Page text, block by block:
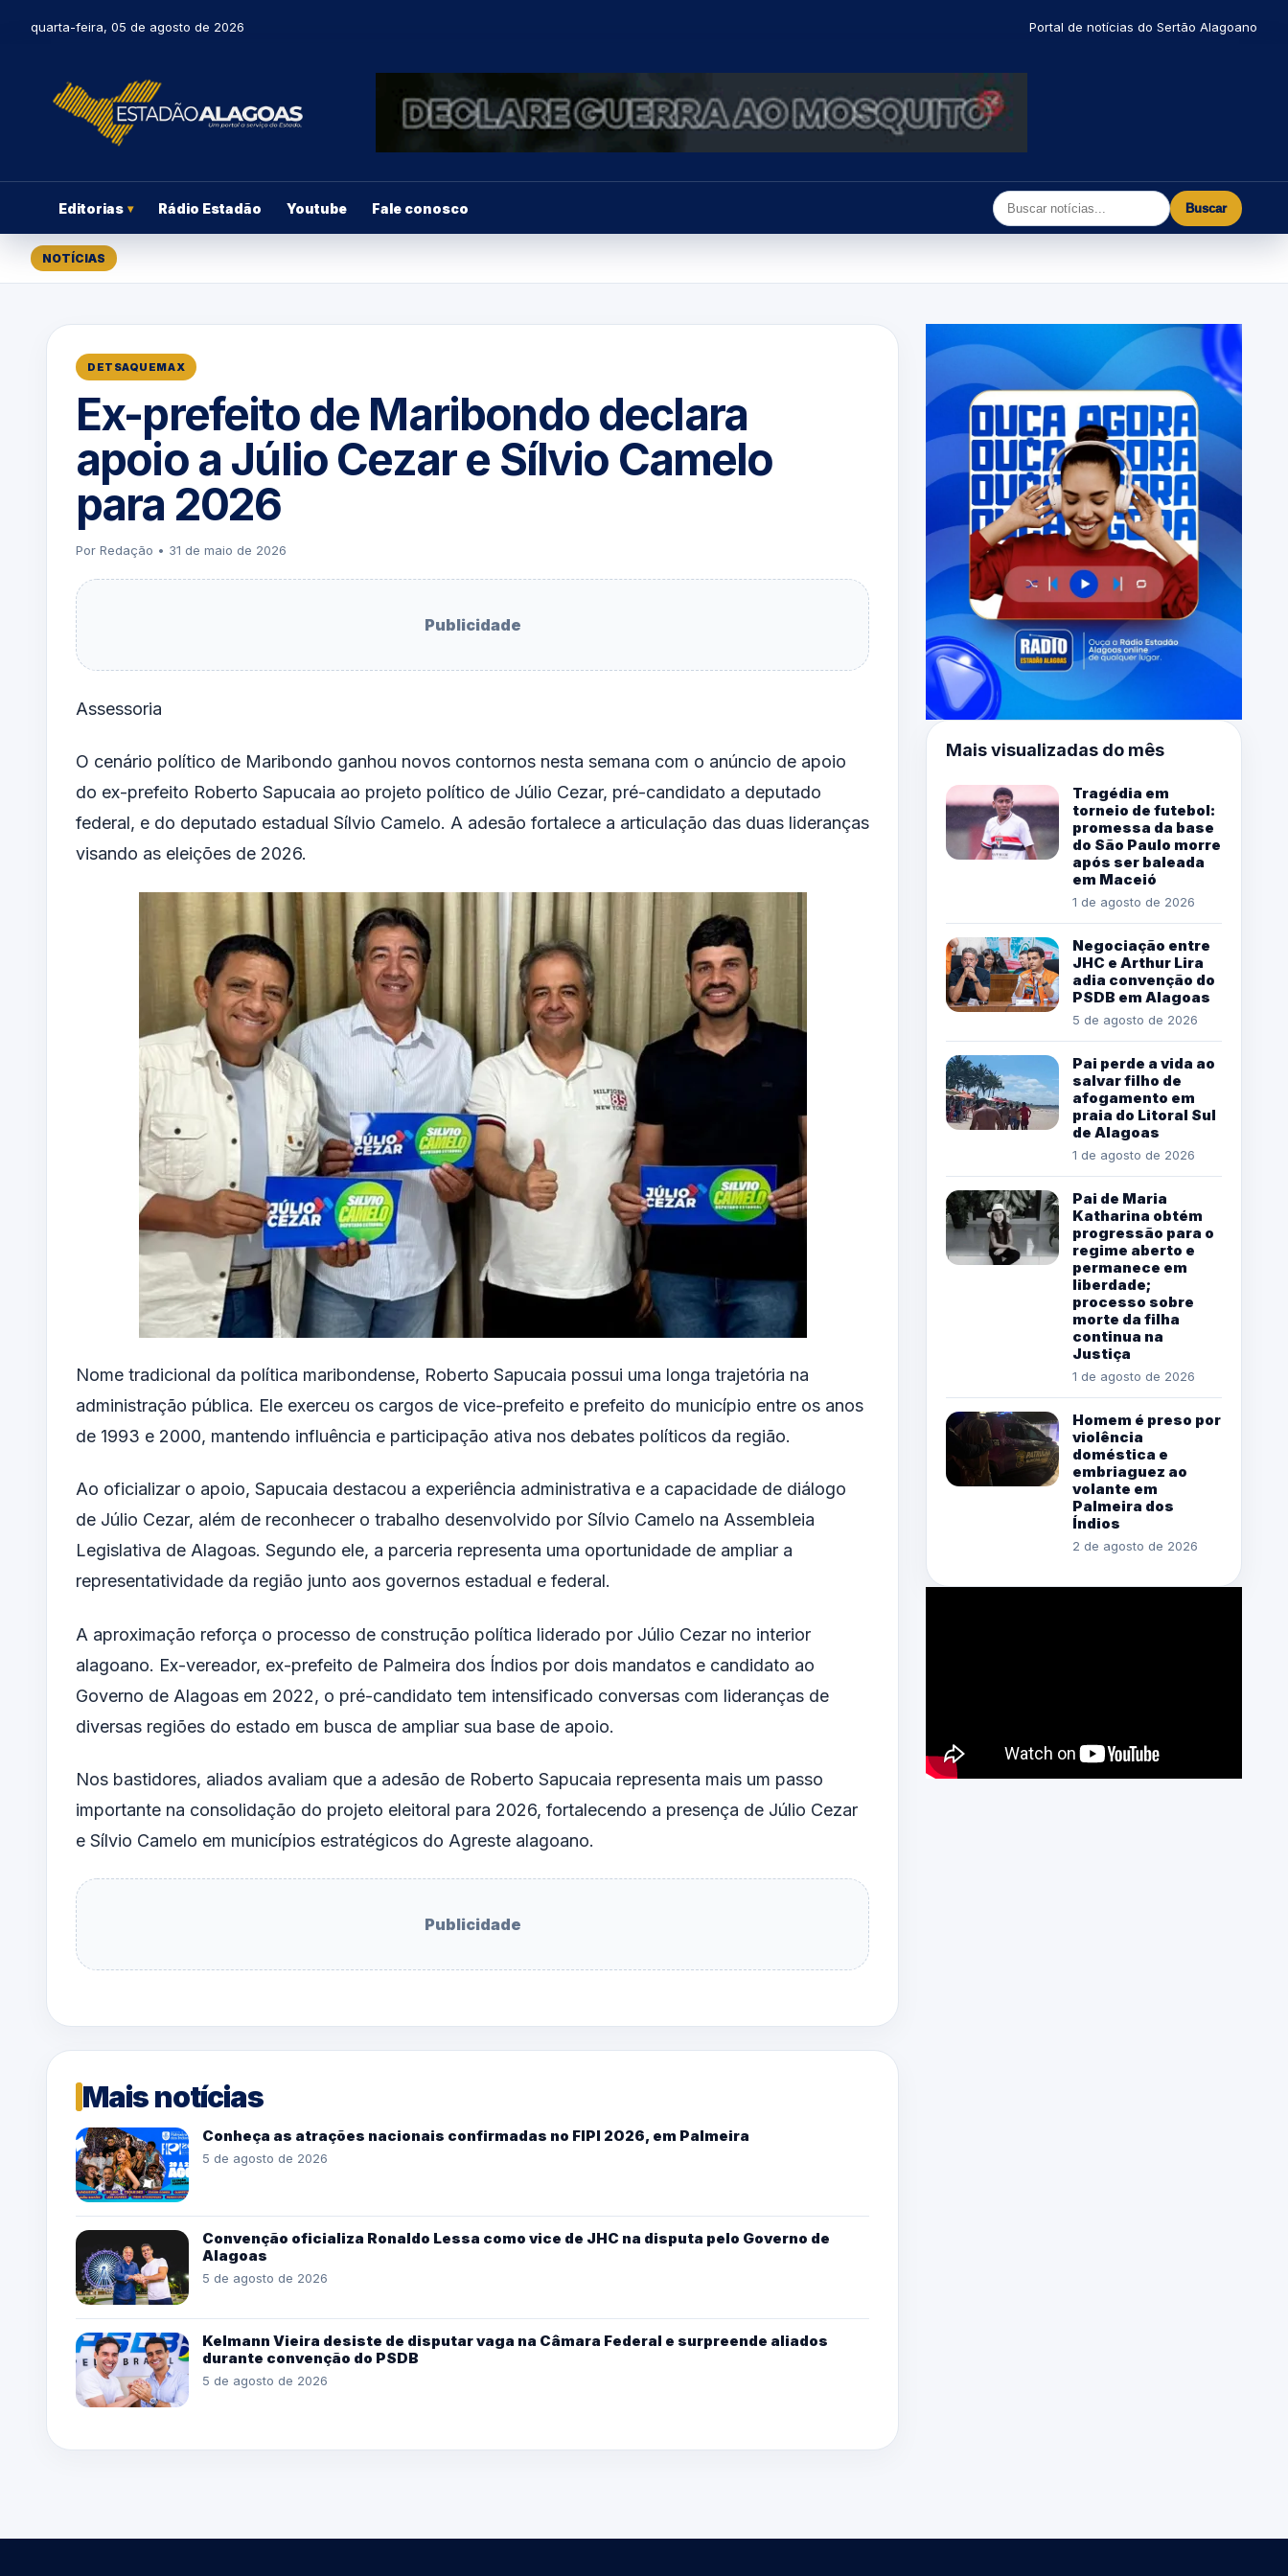
quarta-feira, 05 de agosto de 2026 Portal de notícias do Sertão Alagoano
Editorias ▾ Rádio Estadão Youtube Fale conosco Buscar
NOTÍCIAS
DETSAQUEMAX
Ex-prefeito de Maribondo declara
apoio a Júlio Cezar e Sílvio Camelo
para 2026
Por Redação • 31 de maio de 2026
Publicidade
Assessoria
O cenário político de Maribondo ganhou novos contornos nesta semana com o anúncio de apoio
do ex-prefeito Roberto Sapucaia ao projeto político de Júlio Cezar, pré-candidato a deputado
federal, e do deputado estadual Sílvio Camelo. A adesão fortalece a articulação das duas lideranças
visando as eleições de 2026.
Nome tradicional da política maribondense, Roberto Sapucaia possui uma longa trajetória na
administração pública. Ele exerceu os cargos de vice-prefeito e prefeito do município entre os anos
de 1993 e 2000, mantendo influência e participação ativa nos debates políticos da região.
Ao oficializar o apoio, Sapucaia destacou a experiência administrativa e a capacidade de diálogo
de Júlio Cezar, além de reconhecer o trabalho desenvolvido por Sílvio Camelo na Assembleia
Legislativa de Alagoas. Segundo ele, a parceria representa uma oportunidade de ampliar a
representatividade da região junto aos governos estadual e federal.
A aproximação reforça o processo de construção política liderado por Júlio Cezar no interior
alagoano. Ex-vereador, ex-prefeito de Palmeira dos Índios por dois mandatos e candidato ao
Governo de Alagoas em 2022, o pré-candidato tem intensificado conversas com lideranças de
diversas regiões do estado em busca de ampliar sua base de apoio.
Nos bastidores, aliados avaliam que a adesão de Roberto Sapucaia representa mais um passo
importante na consolidação do projeto eleitoral para 2026, fortalecendo a presença de Júlio Cezar
e Sílvio Camelo em municípios estratégicos do Agreste alagoano.
Publicidade
Mais notícias
Conheça as atrações nacionais confirmadas no FIPI 2026, em Palmeira
5 de agosto de 2026
Convenção oficializa Ronaldo Lessa como vice de JHC na disputa pelo Governo de
Alagoas
5 de agosto de 2026
Kelmann Vieira desiste de disputar vaga na Câmara Federal e surpreende aliados
durante convenção do PSDB
5 de agosto de 2026
Mais visualizadas do mês
Tragédia em
torneio de futebol:
promessa da base
do São Paulo morre
após ser baleada
em Maceió
1 de agosto de 2026
Negociação entre
JHC e Arthur Lira
adia convenção do
PSDB em Alagoas
5 de agosto de 2026
Pai perde a vida ao
salvar filho de
afogamento em
praia do Litoral Sul
de Alagoas
1 de agosto de 2026
Pai de Maria
Katharina obtém
progressão para o
regime aberto e
permanece em
liberdade;
processo sobre
morte da filha
continua na
Justiça
1 de agosto de 2026
Homem é preso por
violência
doméstica e
embriaguez ao
volante em
Palmeira dos
Índios
2 de agosto de 2026